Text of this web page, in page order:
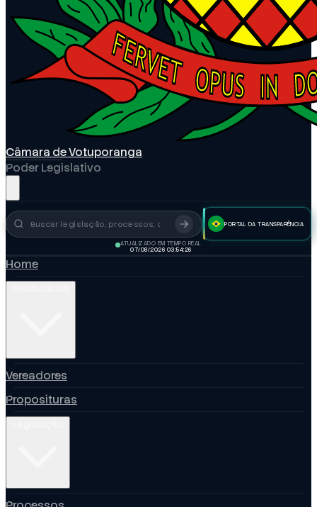
Câmara de Votuporanga
Poder Legislativo
Busca no portal PORTAL DA TRANSPARÊNCIA
ATUALIZADO EM TEMPO REAL
07/08/2026 03:54:27
Home
Vereadores
Proposituras